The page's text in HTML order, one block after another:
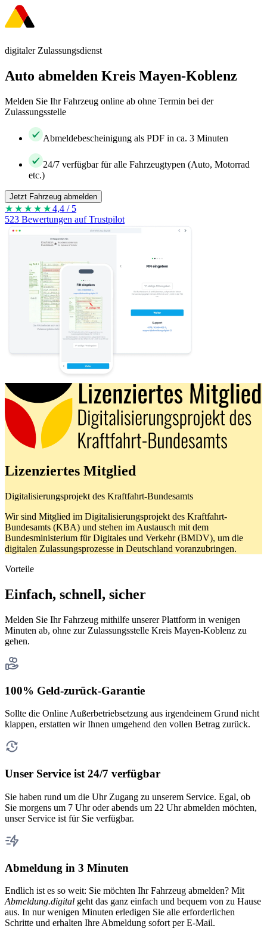
digitaler Zulassungsdienst
Auto abmelden Kreis Mayen-Koblenz
Melden Sie Ihr Fahrzeug online ab ohne Termin bei der
Zulassungsstelle
Abmeldebescheinigung als PDF in ca. 3 Minuten
24/7 verfügbar für alle Fahrzeugtypen (Auto, Motorrad
etc.)
Jetzt Fahrzeug abmelden
★★★★ ★4,4 / 5
523 Bewertungen auf Trustpilot
Lizenziertes Mitglied
Digitalisierungsprojekt des Kraftfahrt-Bundesamts
Wir sind Mitglied im Digitalisierungsprojekt des Kraftfahrt-
Bundesamts (KBA) und stehen im Austausch mit dem
Bundesministerium für Digitales und Verkehr (BMDV), um die
digitalen Zulassungsprozesse in Deutschland voranzubringen.
Vorteile
Einfach, schnell, sicher
Melden Sie Ihr Fahrzeug mithilfe unserer Plattform in wenigen
Minuten ab, ohne zur Zulassungsstelle Kreis Mayen-Koblenz zu
gehen.
100% Geld-zurück-Garantie
Sollte die Online Außerbetriebsetzung aus irgendeinem Grund nicht
klappen, erstatten wir Ihnen umgehend den vollen Betrag zurück.
Unser Service ist 24/7 verfügbar
Sie haben rund um die Uhr Zugang zu unserem Service. Egal, ob
Sie morgens um 7 Uhr oder abends um 22 Uhr abmelden möchten,
unser Service ist für Sie verfügbar.
Abmeldung in 3 Minuten
Endlich ist es so weit: Sie möchten Ihr Fahrzeug abmelden? Mit
Abmeldung.digital geht das ganz einfach und bequem von zu Hause
aus. In nur wenigen Minuten erledigen Sie alle erforderlichen
Schritte und erhalten Ihre Abmeldung sofort per E-Mail.